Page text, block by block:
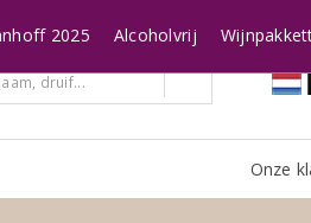
Onze
2025 Alcoholvrij